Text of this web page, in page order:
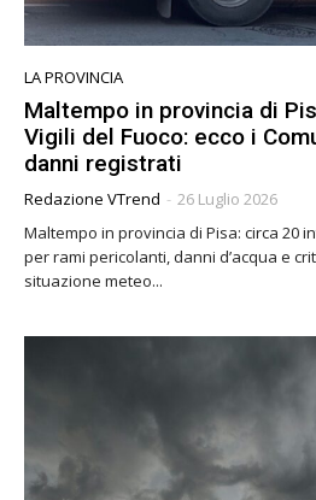
LA PROVINCIA
Maltempo in provincia di
Vigili del Fuoco: ecco i
danni registrati
Redazione VTrend - 26 Luglio 2026
Maltempo in provincia di Pisa: circa 20
per rami pericolanti, danni d’acqua e
situazione meteo...